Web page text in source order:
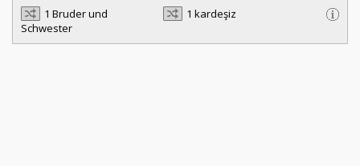
1 Bruder und
Schwester
1 kardeşiz